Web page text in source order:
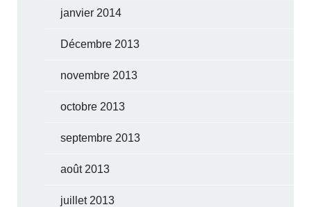
janvier 2014
Décembre 2013
novembre 2013
octobre 2013
septembre 2013
août 2013
juillet 2013